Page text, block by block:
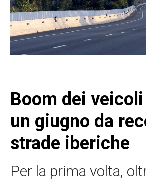
Boom dei
un giugno da
strade iberiche
Per la prima volta,